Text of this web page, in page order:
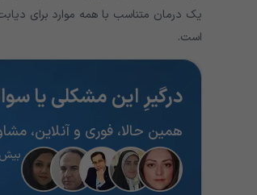
است.
درگیرِ این مشکلی یا
همین حالا، فوری و آنلاین،
بیش از ۱۶۸ پزشک